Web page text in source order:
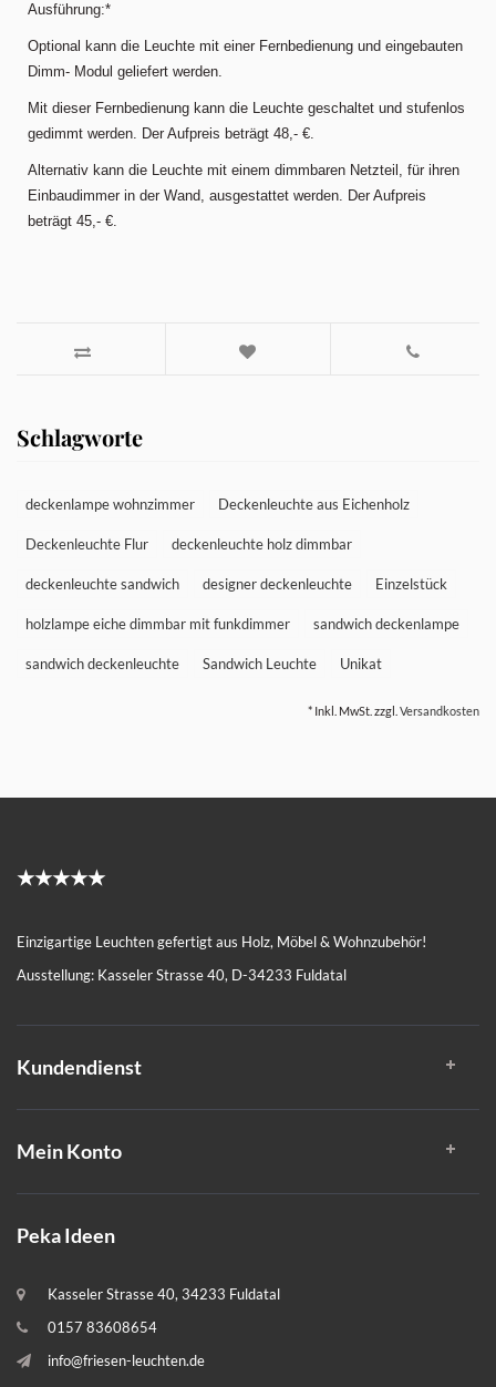
Ausführung:*
Optional kann die Leuchte mit einer Fernbedienung und eingebauten
Dimm- Modul geliefert werden.
Mit dieser Fernbedienung kann die Leuchte geschaltet und stufenlos
gedimmt werden. Der Aufpreis beträgt 48,- €.
Alternativ kann die Leuchte mit einem dimmbaren Netzteil, für ihren
Einbaudimmer in der Wand, ausgestattet werden. Der Aufpreis
beträgt 45,- €.
Schlagworte
deckenlampe wohnzimmer Deckenleuchte aus Eichenholz
Deckenleuchte Flur deckenleuchte holz dimmbar
deckenleuchte sandwich designer deckenleuchte Einzelstück
holzlampe eiche dimmbar mit funkdimmer sandwich deckenlampe
sandwich deckenleuchte Sandwich Leuchte Unikat
* Inkl. MwSt. zzgl. Versandkosten
★★★★★
Einzigartige Leuchten gefertigt aus Holz, Möbel & Wohnzubehör!
Ausstellung: Kasseler Strasse 40, D-34233 Fuldatal
Kundendienst
Mein Konto
Peka Ideen
Kasseler Strasse 40, 34233 Fuldatal
0157 83608654
info@friesen-leuchten.de